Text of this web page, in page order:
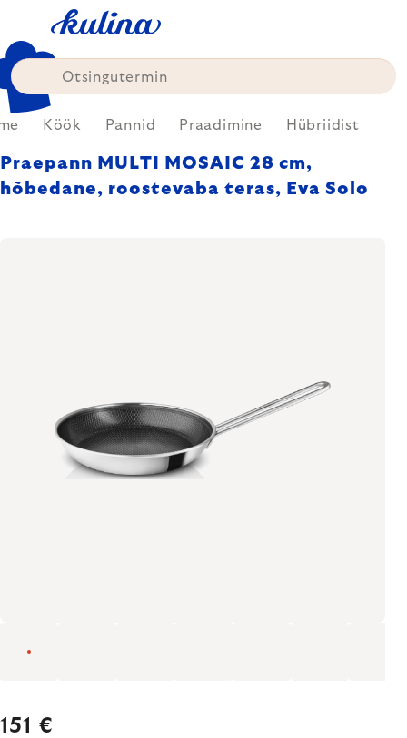
content
Köök Pannid Praadimine Hübriidist
Praepann MULTI MOSAIC 28 cm,
hõbedane, roostevaba teras, Eva Solo
151 €